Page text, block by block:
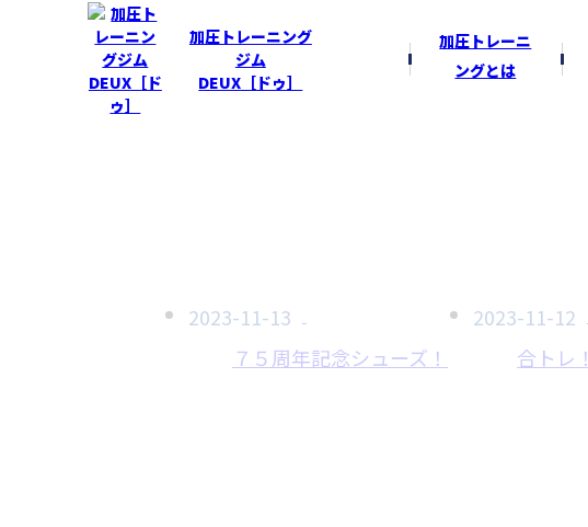
加圧トレーニング
ジム
DEUX［ドゥ］
加圧トレーニ
ングとは
2023-11-13
７５周年記念シューズ！
2023-11-12
合トレ！